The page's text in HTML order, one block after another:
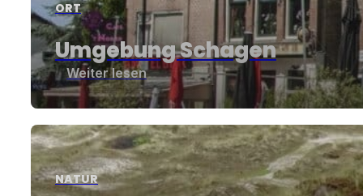
ORT
Umgebung Schagen
Weiter lesen
NATUR